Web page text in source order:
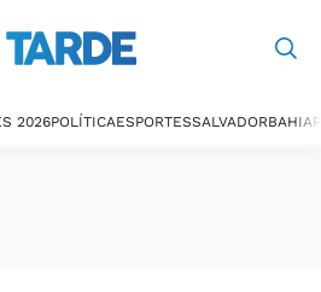
2026POLÍTICAESPORTESSALVADORBAHIA